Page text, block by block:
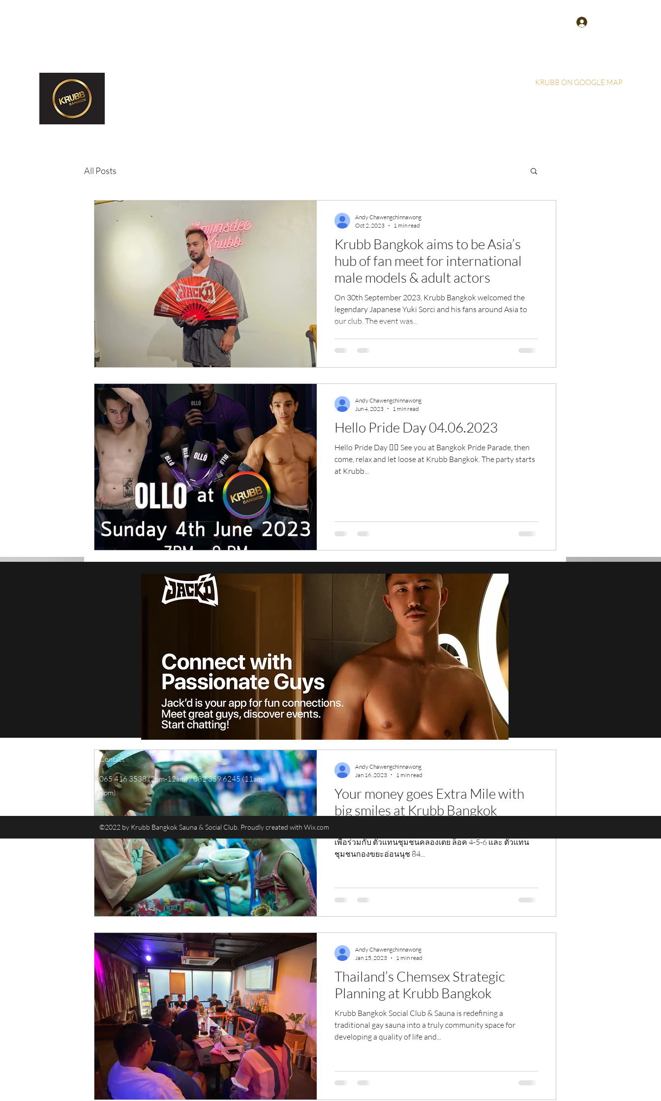
KRUBB ON GOOGLE MAP
All Posts
Krubb Bangkok aims to be Asia’s
hub of fan meet for international
male models & adult actors
On 30th September 2023, Krubb Bangkok welcomed the
legendary Japanese Yuki Sorci and his fans around Asia to
our club. The event was...
Andy Chawengchinnawong
Oct 2, 2023
1 min read
Hello Pride Day 04.06.2023
Hello Pride Day 🏳️‍🌈 See you at Bangkok Pride Parade, then
come, relax and let loose at Krubb Bangkok. The party starts
at Krubb...
Andy Chawengchinnawong
Jun 4, 2023
1 min read
Celebrate Lunar New Year 2023 in
Bangkok with hot men!
ฉลองตรุษจีน สุดมันส์ กับ Double Group Action : Bad Bunny
Lunar New Year พบกับ 6 นายแบบสุด Exclusive และกองทัพ
นักมวย...
Andy Chawengchinnawong
Jan 18, 2023
1 min read
Your money goes Extra Mile with
big smiles at Krubb Bangkok
เพื่อร่วมกับ ตัวแทนชุมชนคลองเตย ล็อค 4-5-6 และ ตัวแทน
ชุมชนกองขยะอ่อนนุช 84...
Andy Chawengchinnawong
Jan 16, 2023
1 min read
Thailand’s Chemsex Strategic
Planning at Krubb Bangkok
Krubb Bangkok Social Club & Sauna is redefining a
traditional gay sauna into a truly community space for
developing a quality of life and...
Andy Chawengchinnawong
Jan 15, 2023
1 min read
Contact
065 416 3538 (2pm-12am) / 082 359 6245 (11am-
9pm)
©2022 by Krubb Bangkok Sauna & Social Club. Proudly created with Wix.com